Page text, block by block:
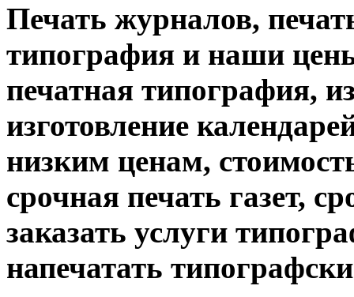
Печать журналов,
типография и наши
печатная типография,
изготовление
низким ценам,
срочная печать газет,
заказать услуги
напечатать